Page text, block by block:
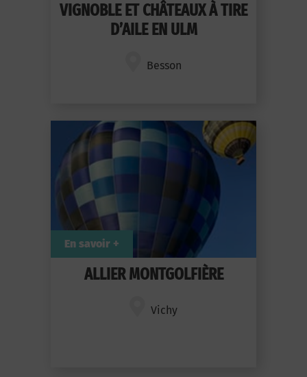
VIGNOBLE ET CHÂTEAUX À TIRE
D’AILE EN ULM
Besson
ALLIER MONTGOLFIÈRE
Vichy
En savoir +